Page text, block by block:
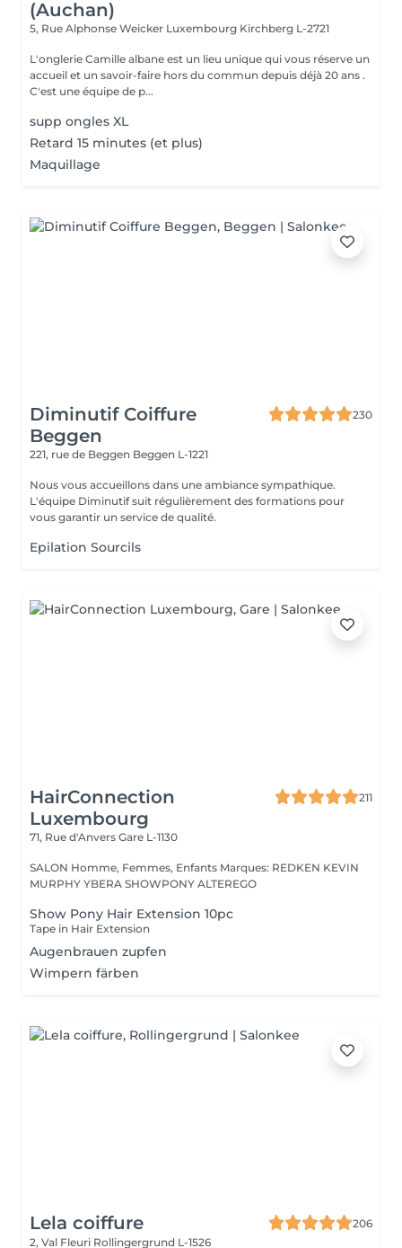
(Auchan)
5, Rue Alphonse Weicker Luxembourg Kirchberg L-2721
L'onglerie Camille albane est un lieu unique qui vous réserve un
accueil et un savoir-faire hors du commun depuis déjà 20 ans .
C'est une équipe de p...
supp ongles XL
Retard 15 minutes (et plus)
Maquillage
Diminutif Coiffure
Beggen
230
221, rue de Beggen Beggen L-1221
Nous vous accueillons dans une ambiance sympathique.
L'équipe Diminutif suit régulièrement des formations pour
vous garantir un service de qualité.
Epilation Sourcils
HairConnection
Luxembourg
211
71, Rue d'Anvers Gare L-1130
SALON Homme, Femmes, Enfants Marques: REDKEN KEVIN
MURPHY YBERA SHOWPONY ALTEREGO
Show Pony Hair Extension 10pc
Tape in Hair Extension
Augenbrauen zupfen
Wimpern färben
Lela coiffure
206
2, Val Fleuri Rollingergrund L-1526